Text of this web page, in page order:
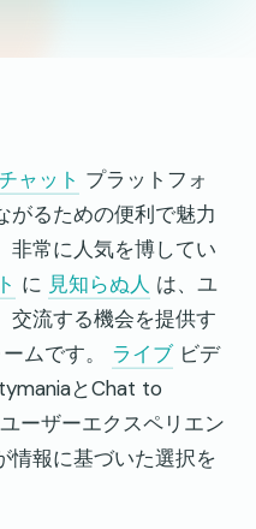
ャット プラットフォ
がるための便利で魅力
非常に人気を博してい
に 見知らぬ人 は、ユ
交流する機会を提供す
ムです。 ライブビデ
とChat to
ーザーエクスペリエン
情報に基づいた選択を